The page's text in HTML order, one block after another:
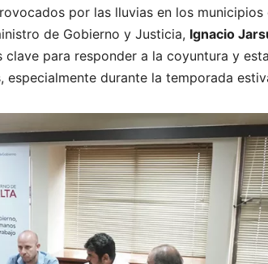
por las lluvias en los municipios
de Gobierno y Justicia, Ignacio
para responder a la coyuntura y
durante la temporada